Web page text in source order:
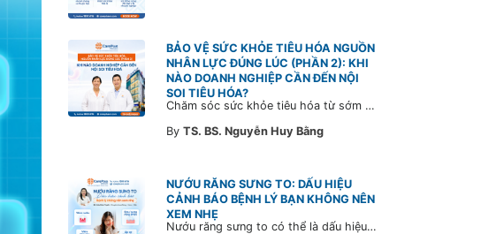
BẢO VỆ SỨC KHỎE TIÊU HÓA NGUỒN
NHÂN LỰC ĐÚNG LÚC (PHẦN 2): KHI
NÀO DOANH NGHIỆP CẦN ĐẾN NỘI
SOI TIÊU HÓA?
Chăm sóc sức khỏe tiêu hóa từ sớm không chỉ giúp phát hiện bệnh kịp thời mà còn góp phần xây dựng đội ngũ khỏe mạnh, ổn định và gắn bó lâu dài. CarePlus sẵn sàng đồng hành cùng doanh nghiệp trong việc thiết kế chương trình chăm sóc sức khỏe phù hợp theo từng nhân sự, nhằm tối ưu hiệu quả đầu tư phúc lợi và phát triển nguồn nhân lực bền vững.
ByTS. BS. Nguyễn Huy Bằng
NƯỚU RĂNG SƯNG TO: DẤU HIỆU
CẢNH BÁO BỆNH LÝ BẠN KHÔNG NÊN
XEM NHẸ
Nướu răng sưng to có thể là dấu hiệu cảnh báo bệnh lý răng miệng. Cùng Bác sĩ CarePlus tìm hiểu nguyên nhân, triệu chứng và thời điểm cần đi khám bác sĩ trong bài viết dưới đây.